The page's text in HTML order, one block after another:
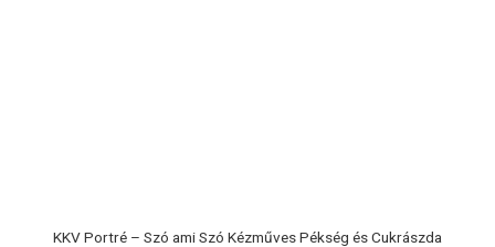
KKV Portré – Szó ami Szó Kézműves Pékség és Cukrászda